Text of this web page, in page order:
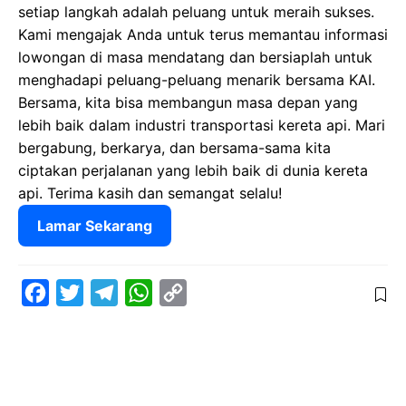
setiap langkah adalah peluang untuk meraih sukses.
Kami mengajak Anda untuk terus memantau informasi
lowongan di masa mendatang dan bersiaplah untuk
menghadapi peluang-peluang menarik bersama KAI.
Bersama, kita bisa membangun masa depan yang
lebih baik dalam industri transportasi kereta api. Mari
bergabung, berkarya, dan bersama-sama kita
ciptakan perjalanan yang lebih baik di dunia kereta
api. Terima kasih dan semangat selalu!
Lamar Sekarang
W